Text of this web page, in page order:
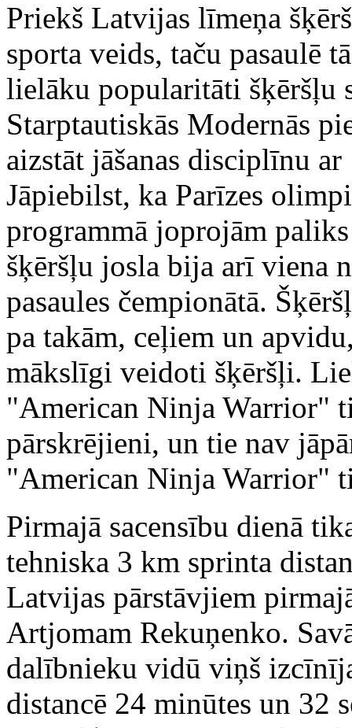
Priekš Latvijas līmeņa
sporta veids, taču pasaulē
lielāku popularitāti šķēršļu
Starptautiskās Modernās
aizstāt jāšanas disciplīnu
Jāpiebilst, ka Parīzes
programmā joprojām
šķēršļu josla bija arī viena
pasaules čempionātā.
pa takām, ceļiem un
mākslīgi veidoti šķēršļi.
"American Ninja Warrior"
pārskrējieni, un tie nav
"American Ninja Warrior"
Pirmajā sacensību dienā
tehniska 3 km sprinta
Latvijas pārstāvjiem
Artjomam Rekuņenko.
dalībnieku vidū viņš
distancē 24 minūtes un 32